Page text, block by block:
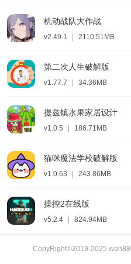
机动战队大作战
v2.49.1 2110.51MB
第二次人生破解版
v1.77.7 34.36MB
提兹镇水果家居设计
v1.0.5 186.71MB
猫咪魔法学校破解版
v1.0.63 243.86MB
操控2在线版
v5.2.4 824.94MB
CopyRight©2019-2025